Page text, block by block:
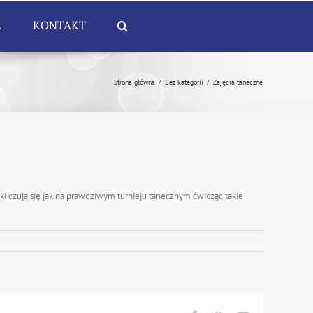
KONTAKT
Strona główna / Bez kategorii / Zajęcia taneczne
czują się jak na prawdziwym turnieju tanecznym ćwicząc takie